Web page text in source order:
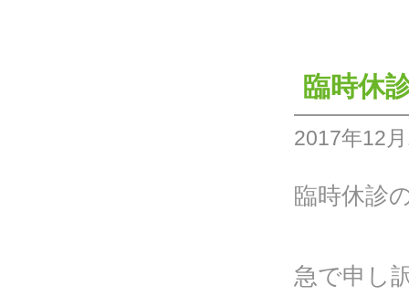
臨時休
2017年12
臨時休診
急で申し